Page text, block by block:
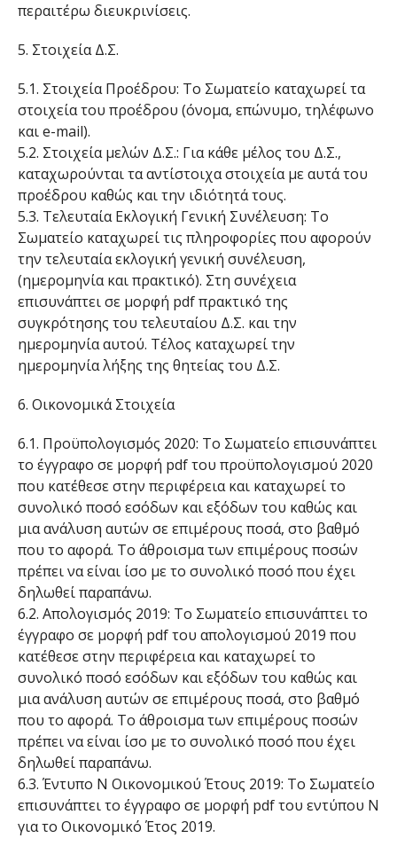
περαιτέρω διευκρινίσεις.
5. Στοιχεία Δ.Σ.
5.1. Στοιχεία Προέδρου: To Σωματείο καταχωρεί τα
στοιχεία του προέδρου (όνομα, επώνυμο, τηλέφωνο
και e-mail).
5.2. Στοιχεία μελών Δ.Σ.: Για κάθε μέλος του Δ.Σ.,
καταχωρούνται τα αντίστοιχα στοιχεία με αυτά του
προέδρου καθώς και την ιδιότητά τους.
5.3. Τελευταία Εκλογική Γενική Συνέλευση: Το
Σωματείο καταχωρεί τις πληροφορίες που αφορούν
την τελευταία εκλογική γενική συνέλευση,
(ημερομηνία και πρακτικό). Στη συνέχεια
επισυνάπτει σε μορφή pdf πρακτικό της
συγκρότησης του τελευταίου Δ.Σ. και την
ημερομηνία αυτού. Τέλος καταχωρεί την
ημερομηνία λήξης της θητείας του Δ.Σ.
6. Οικονομικά Στοιχεία
6.1. Προϋπολογισμός 2020: Το Σωματείο επισυνάπτει
το έγγραφο σε μορφή pdf του προϋπολογισμού 2020
που κατέθεσε στην περιφέρεια και καταχωρεί το
συνολικό ποσό εσόδων και εξόδων του καθώς και
μια ανάλυση αυτών σε επιμέρους ποσά, στο βαθμό
που το αφορά. Το άθροισμα των επιμέρους ποσών
πρέπει να είναι ίσο με το συνολικό ποσό που έχει
δηλωθεί παραπάνω.
6.2. Απολογισμός 2019: Το Σωματείο επισυνάπτει το
έγγραφο σε μορφή pdf του απολογισμού 2019 που
κατέθεσε στην περιφέρεια και καταχωρεί το
συνολικό ποσό εσόδων και εξόδων του καθώς και
μια ανάλυση αυτών σε επιμέρους ποσά, στο βαθμό
που το αφορά. Το άθροισμα των επιμέρους ποσών
πρέπει να είναι ίσο με το συνολικό ποσό που έχει
δηλωθεί παραπάνω.
6.3. Έντυπο Ν Οικονομικού Έτους 2019: Το Σωματείο
επισυνάπτει το έγγραφο σε μορφή pdf του εντύπου Ν
για το Οικονομικό Έτος 2019.